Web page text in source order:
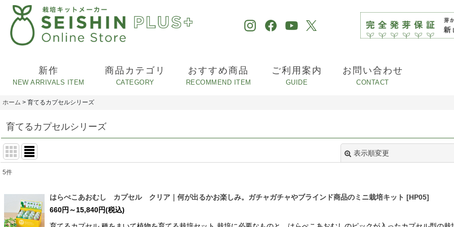
新作 商品カテゴリ おすすめ商品 ご利用案内 お問い合わせ
ホーム > 育てるカプセルシリーズ
育てるカプセルシリーズ
表示順変更
並び順:
5件
はらぺこあおむし カプセル クリア｜何が出るかお楽しみ。ガチャガチャやブラインド商品のミニ栽培キット [HP05]
660円 ～15,840円(税込)